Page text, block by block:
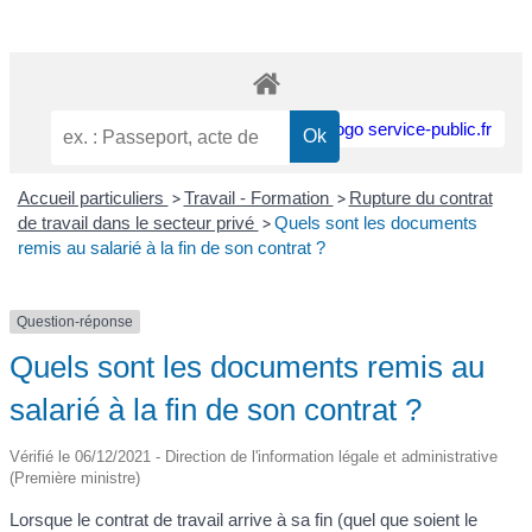
Accueil particuliers > Travail - Formation > Rupture du contrat
de travail dans le secteur privé > Quels sont les documents
remis au salarié à la fin de son contrat ?
Question-réponse
Quels sont les documents remis au
salarié à la fin de son contrat ?
Vérifié le 06/12/2021 - Direction de l'information légale et administrative
(Première ministre)
Lorsque le contrat de travail arrive à sa fin (quel que soient le